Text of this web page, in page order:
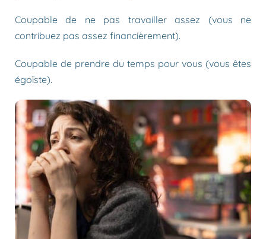
Coupable de ne pas travailler assez (vous ne
contribuez pas assez financièrement).
Coupable de prendre du temps pour vous (vous êtes
égoïste).